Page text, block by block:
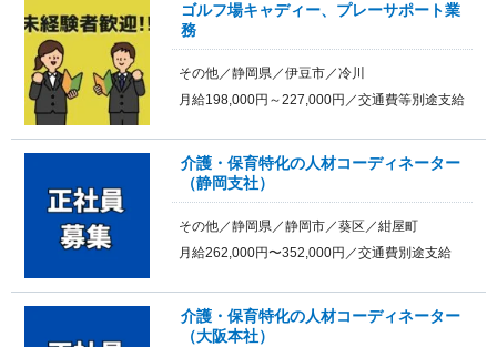
ゴルフ場キャディー、プレーサポート業
務
その他／静岡県／伊豆市／冷川
月給198,000円～227,000円／交通費等別途支給
介護・保育特化の人材コーディネーター
（静岡支社）
その他／静岡県／静岡市／葵区／紺屋町
月給262,000円〜352,000円／交通費別途支給
介護・保育特化の人材コーディネーター
（大阪本社）